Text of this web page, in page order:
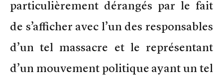
particulièrement dérangés par le fait
de s’afficher avec l’un des responsables
d’un tel massacre et le représentant
d’un mouvement politique ayant un tel